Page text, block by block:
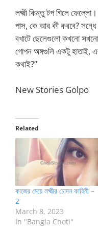
লক্ষ্মী কিন্তু টপ গিলে
পাস, কে আর কী করবে? সন্ধে
বখাটে ছেলেগুলো কখনো
গোপন অঙ্গগুলি একটু হাতাই,
কথাই?”
New Stories Golpo
Related
কাজের মেয়ে লক্ষ্মীর চোদন কাহিনী –
2
March 8, 2023
In "Bangla Choti"